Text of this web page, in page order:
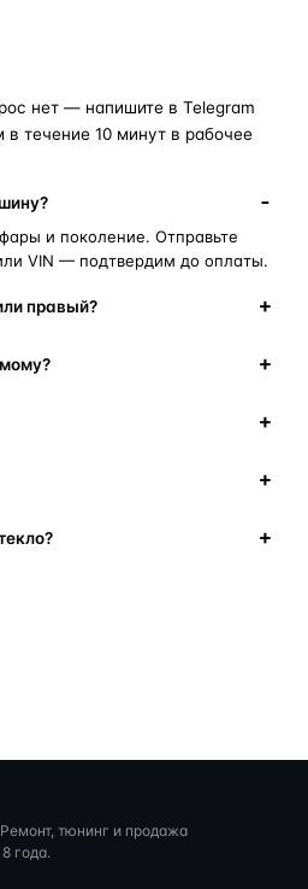
нет — напишите в Telegram
в течение 10 минут в рабочее
и поколение. Отправьте
VIN — подтвердим до оплаты.
правый?
тюнинг и продажа
года.